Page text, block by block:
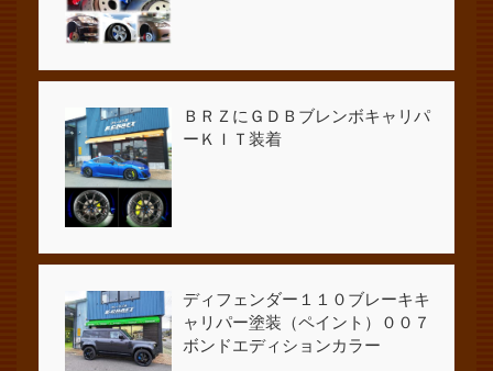
ＢＲＺにＧＤＢブレンボキャリパ
ーＫＩＴ装着
ディフェンダー１１０ブレーキキ
ャリパー塗装（ペイント）００７
ボンドエディションカラー